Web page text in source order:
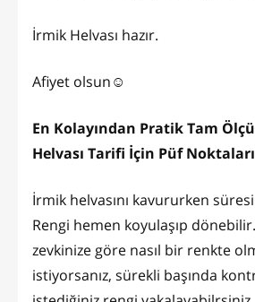
İrmik Helvası hazır.
Afiyet olsun☺️
En Kolayından Pratik Tam
Helvası Tarifi İçin Püf
İrmik helvasını kavururken
Rengi hemen koyulaşıp
zevkinize göre nasıl bir renkte
istiyorsanız, sürekli başında